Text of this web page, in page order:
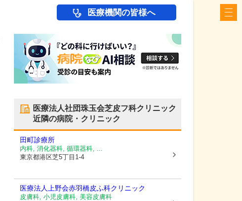
医療機関の皆様へ
医療法人社団珠玉会芝皮フ科クリニック
近隣の病院・クリニック
田町診療所
内科, 消化器科, 循環器科, ...
東京都港区芝5丁目1-4
医療法人上野会赤羽橋皮ふ科クリニック
皮膚科, 小児皮膚科, 美容皮膚科